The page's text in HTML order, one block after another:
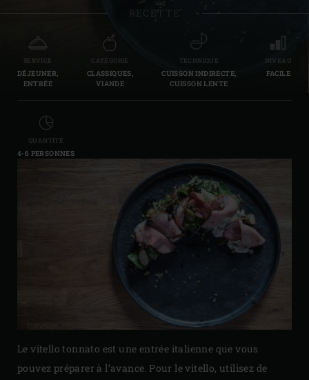
RECETTE
SERVICE
DÉJEUNER,
ENTRÉE
CATÉGORIE
CLASSIQUES,
VIANDE
TECHNIQUE
CUISSON INDIRECTE,
CUISSON LENTE
NIVEAU
FACILE
QUANTITÉ
4-6 PERSONNES
Le vitello tonnato est une entrée italienne que vous
pouvez préparer à l’avance. Pour le vitello, utilisez de